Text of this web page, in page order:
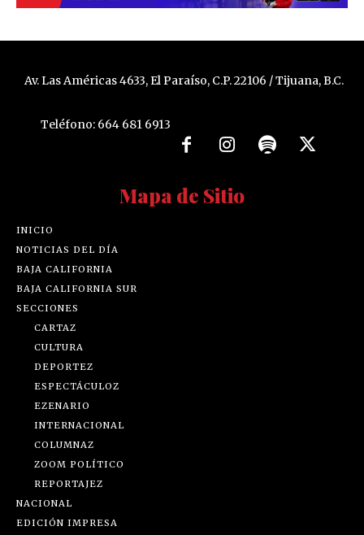
Av. Las Américas 4633, El Paraíso, C.P. 22106 / Tijuana, B.C.
Teléfono: 664 681 6913
Mapa de Sitio
INICIO
NOTICIAS DEL DÍA
BAJA CALIFORNIA
BAJA CALIFORNIA SUR
SECCIONES
CARTAZ
CULTURA
DEPORTEZ
ESPECTÁCULOZ
EZENARIO
INTERNACIONAL
COLUMNAZ
ZOOM POLÍTICO
REPORTAJEZ
NACIONAL
EDICIÓN IMPRESA